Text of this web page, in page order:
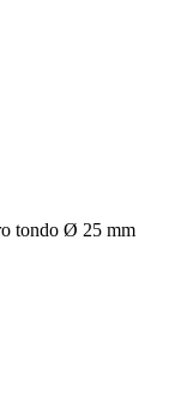
tondo Ø 25 mm